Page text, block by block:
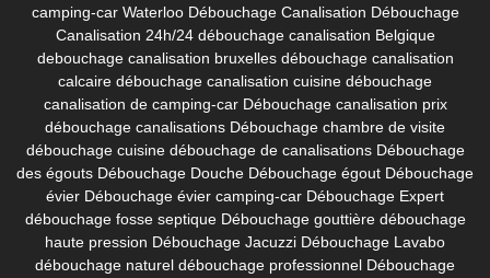
camping-car Waterloo Débouchage Canalisation Débouchage
Canalisation 24h/24 débouchage canalisation Belgique
debouchage canalisation bruxelles débouchage canalisation
calcaire débouchage canalisation cuisine débouchage
canalisation de camping-car Débouchage canalisation prix
débouchage canalisations Débouchage chambre de visite
débouchage cuisine débouchage de canalisations Débouchage
des égouts Débouchage Douche Débouchage égout Débouchage
évier Débouchage évier camping-car Débouchage Expert
débouchage fosse septique Débouchage gouttière débouchage
haute pression Débouchage Jacuzzi Débouchage Lavabo
débouchage naturel débouchage professionnel Débouchage